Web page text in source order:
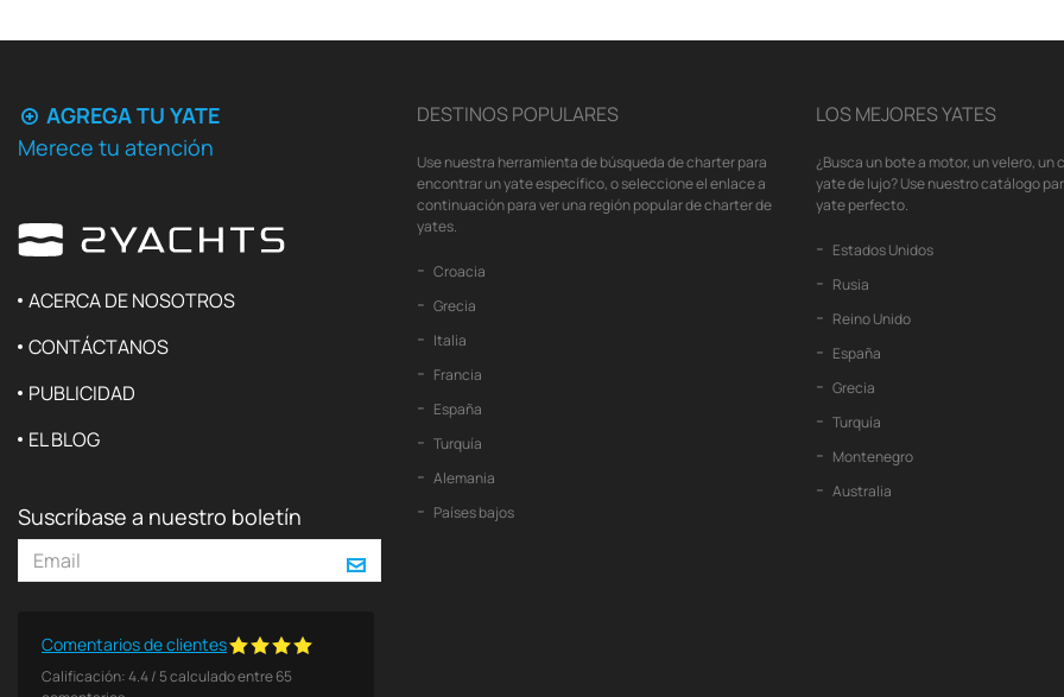
AGREGA TU YATE
Merece tu atención
ACERCA DE NOSOTROS
CONTÁCTANOS
PUBLICIDAD
EL BLOG
Suscríbase a nuestro boletín
Comentarios de clientes
Calificación:4.4/ 5calculado entre65
DESTINOS POPULARES
Use nuestra herramienta de búsqueda de charter para
encontrar un yate específico, o seleccione el enlace a
continuación para ver una región popular de charter de
yates.
Croacia
Grecia
Italia
Francia
España
Turquía
Alemania
Países bajos
LOS MEJORES YATES
¿Busca un bote a motor, un velero, un
yate de lujo? Use nuestro catálogo
yate perfecto.
Estados Unidos
Rusia
Reino Unido
España
Grecia
Turquía
Montenegro
Australia